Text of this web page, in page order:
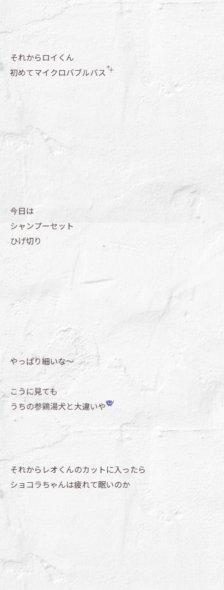
それからロイくん
初めてマイクロバブルバス
今日は
シャンプーセット
ひげ切り
やっぱり細いな～
こうに見ても
うちの参鶏湯犬と大違いや
それからレオくんのカットに入ったら
ショコラちゃんは疲れて眠いのか